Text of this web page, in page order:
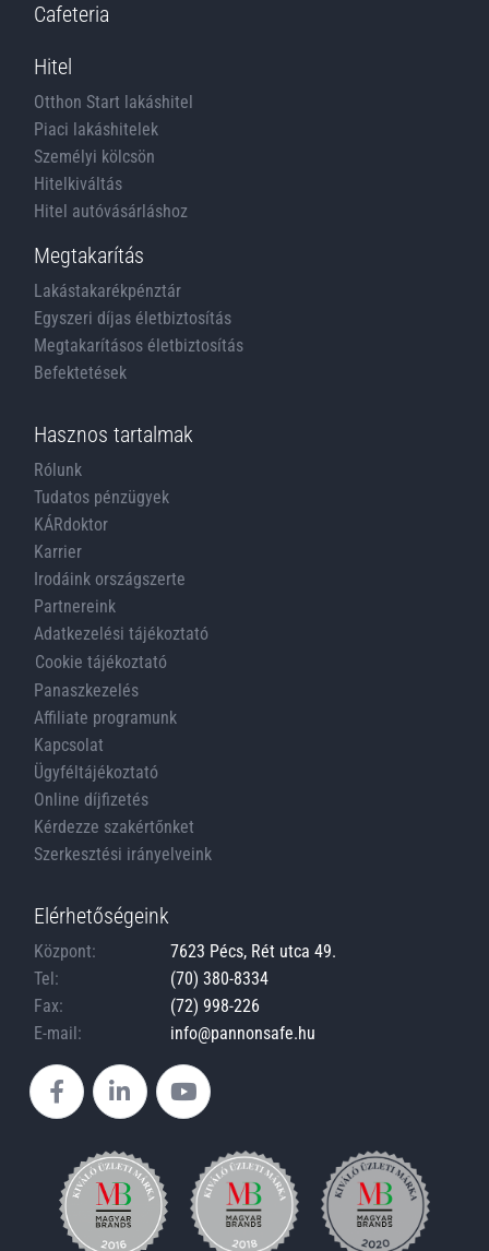
Cafeteria
Hitel
Otthon Start lakáshitel
Piaci lakáshitelek
Személyi kölcsön
Hitelkiváltás
Hitel autóvásárláshoz
Megtakarítás
Lakástakarékpénztár
Egyszeri díjas életbiztosítás
Megtakarításos életbiztosítás
Befektetések
Hasznos tartalmak
Rólunk
Tudatos pénzügyek
KÁRdoktor
Karrier
Irodáink országszerte
Partnereink
Adatkezelési tájékoztató
Cookie tájékoztató
Panaszkezelés
Affiliate programunk
Kapcsolat
Ügyféltájékoztató
Online díjfizetés
Kérdezze szakértőnket
Szerkesztési irányelveink
Elérhetőségeink
Központ:
7623 Pécs, Rét utca 49.
Tel:
(70) 380-8334
Fax:
(72) 998-226
E-mail:
info@pannonsafe.hu